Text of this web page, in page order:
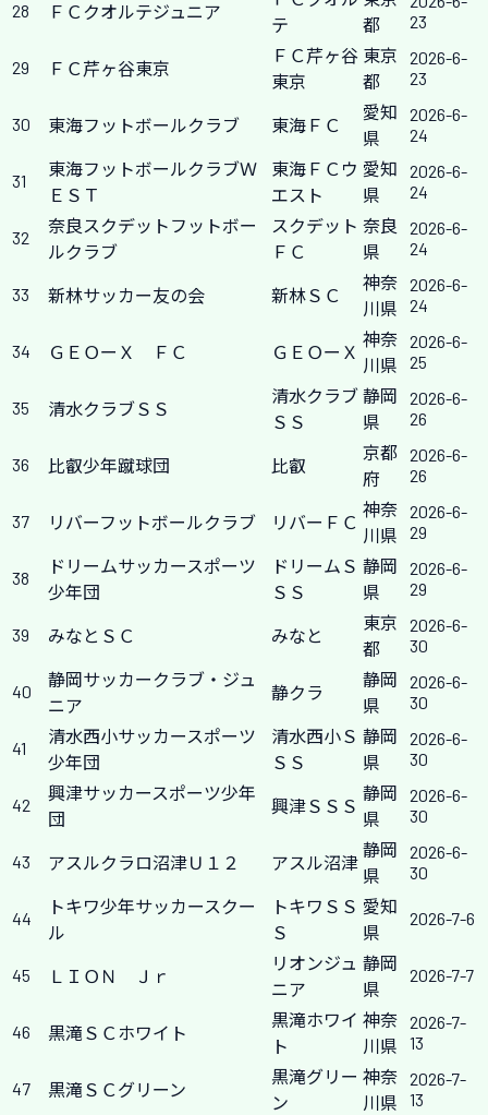
28 ＦＣクオルテジュニア
テ
都
23
29 ＦＣ芹ヶ谷東京
ＦＣ芹ヶ谷
東京
東京
都
2026-6-
23
30 東海フットボールクラブ 東海ＦＣ
愛知
県
2026-6-
24
31
東海フットボールクラブＷ
ＥＳＴ
東海ＦＣウ
エスト
愛知
県
2026-6-
24
32
奈良スクデットフットボー
ルクラブ
スクデット
ＦＣ
奈良
県
2026-6-
24
33 新林サッカー友の会 新林ＳＣ
神奈
川県
2026-6-
24
34 ＧＥＯーＸ ＦＣ ＧＥＯーＸ
神奈
川県
2026-6-
25
35 清水クラブＳＳ
清水クラブ
ＳＳ
静岡
県
2026-6-
26
36 比叡少年蹴球団 比叡
京都
府
2026-6-
26
37 リバーフットボールクラブ リバーＦＣ
神奈
川県
2026-6-
29
38
ドリームサッカースポーツ
少年団
ドリームＳ
ＳＳ
静岡
県
2026-6-
29
39 みなとＳＣ みなと
東京
都
2026-6-
30
40
静岡サッカークラブ・ジュ
ニア
静クラ
静岡
県
2026-6-
30
41
清水西小サッカースポーツ
少年団
清水西小Ｓ
ＳＳ
静岡
県
2026-6-
30
42
興津サッカースポーツ少年
団
興津ＳＳＳ
静岡
県
2026-6-
30
43 アスルクラロ沼津Ｕ１２ アスル沼津
静岡
県
2026-6-
30
44
トキワ少年サッカースクー
ル
トキワＳＳ
Ｓ
愛知
県
2026-7-6
45 ＬＩＯＮ Ｊｒ
リオンジュ
ニア
静岡
県
2026-7-7
46 黒滝ＳＣホワイト
黒滝ホワイ
ト
神奈
川県
2026-7-
13
47 黒滝ＳＣグリーン
黒滝グリー
ン
神奈
川県
2026-7-
13